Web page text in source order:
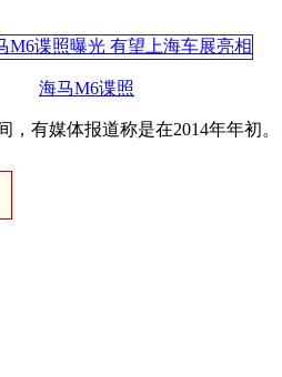
海马M6谍照
有媒体报道称是在2014年年初。